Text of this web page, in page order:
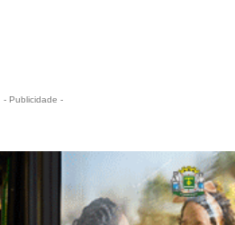
- Publicidade -